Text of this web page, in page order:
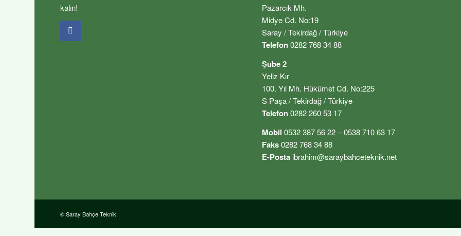
kalın!
Pazarcık Mh.
Midye Cd. No:19
Saray / Tekirdağ / Türkiye
Telefon0282 768 34 88
Şube 2
Yeliz Kır
100. Yıl Mh. Hükümet Cd. No:225
S Paşa / Tekirdağ / Türkiye
Telefon0282 260 53 17
Mobil 0532 387 56 22 – 0538 710 63 17
Faks0282 768 34 88
E-Posta ibrahim@saraybahceteknik.net
© Saray Bahçe Teknik